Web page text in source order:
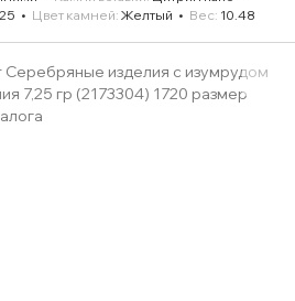
Цвет камней Желтый Вес 10.48